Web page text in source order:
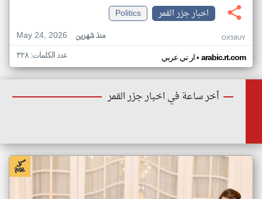
اخبار جزر القمر
Politics
May 24, 2026
منذ شهرين OX58UY
ار تي عربي• arabic.rt.com عدد الكلمات: ٣٢٨
أخر ساعة في اخبار جزر القمر